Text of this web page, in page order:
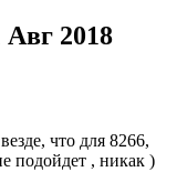
Авг 2018
что для 8266,
подойдет , никак )